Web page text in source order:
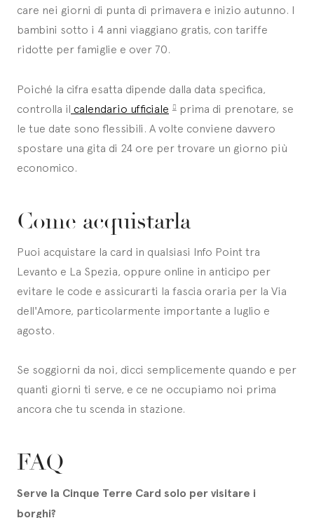
care nei giorni di punta di primavera e inizio autunno. I
bambini sotto i 4 anni viaggiano gratis, con tariffe
ridotte per famiglie e over 70.
Poiché la cifra esatta dipende dalla data specifica,
controlla il calendario ufficiale
prima di prenotare, se
le tue date sono flessibili. A volte conviene davvero
spostare una gita di 24 ore per trovare un giorno più
economico.
Come acquistarla
Puoi acquistare la card in qualsiasi Info Point tra
Levanto e La Spezia, oppure online in anticipo per
evitare le code e assicurarti la fascia oraria per la Via
dell'Amore, particolarmente importante a luglio e
agosto.
Se soggiorni da noi, dicci semplicemente quando e per
quanti giorni ti serve, e ce ne occupiamo noi prima
ancora che tu scenda in stazione.
FAQ
Serve la Cinque Terre Card solo per visitare i
borghi?